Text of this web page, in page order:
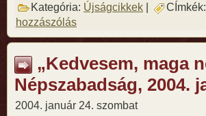
Kategória: Újságcikkek CÍmkék:
hozzászólás
„Kedvesem, maga
Népszabadság, 2004.
2004. január 24. szombat